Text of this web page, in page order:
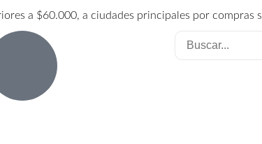
a $60.000, a ciudades principales por compras